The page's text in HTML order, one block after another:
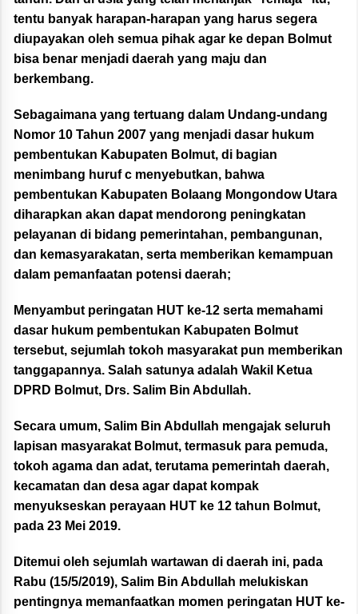
tentu banyak harapan-harapan yang harus segera
diupayakan oleh semua pihak agar ke depan Bolmut
bisa benar menjadi daerah yang maju dan
berkembang.
Sebagaimana yang tertuang dalam Undang-undang
Nomor 10 Tahun 2007 yang menjadi dasar hukum
pembentukan Kabupaten Bolmut, di bagian
menimbang huruf c menyebutkan, bahwa
pembentukan Kabupaten Bolaang Mongondow Utara
diharapkan akan dapat mendorong peningkatan
pelayanan di bidang pemerintahan, pembangunan,
dan kemasyarakatan, serta memberikan kemampuan
dalam pemanfaatan potensi daerah;
Menyambut peringatan HUT ke-12 serta memahami
dasar hukum pembentukan Kabupaten Bolmut
tersebut, sejumlah tokoh masyarakat pun memberikan
tanggapannya. Salah satunya adalah Wakil Ketua
DPRD Bolmut, Drs. Salim Bin Abdullah.
Secara umum, Salim Bin Abdullah mengajak seluruh
lapisan masyarakat Bolmut, termasuk para pemuda,
tokoh agama dan adat, terutama pemerintah daerah,
kecamatan dan desa agar dapat kompak
menyukseskan perayaan HUT ke 12 tahun Bolmut,
pada 23 Mei 2019.
Ditemui oleh sejumlah wartawan di daerah ini, pada
Rabu (15/5/2019), Salim Bin Abdullah melukiskan
pentingnya memanfaatkan momen peringatan HUT ke-